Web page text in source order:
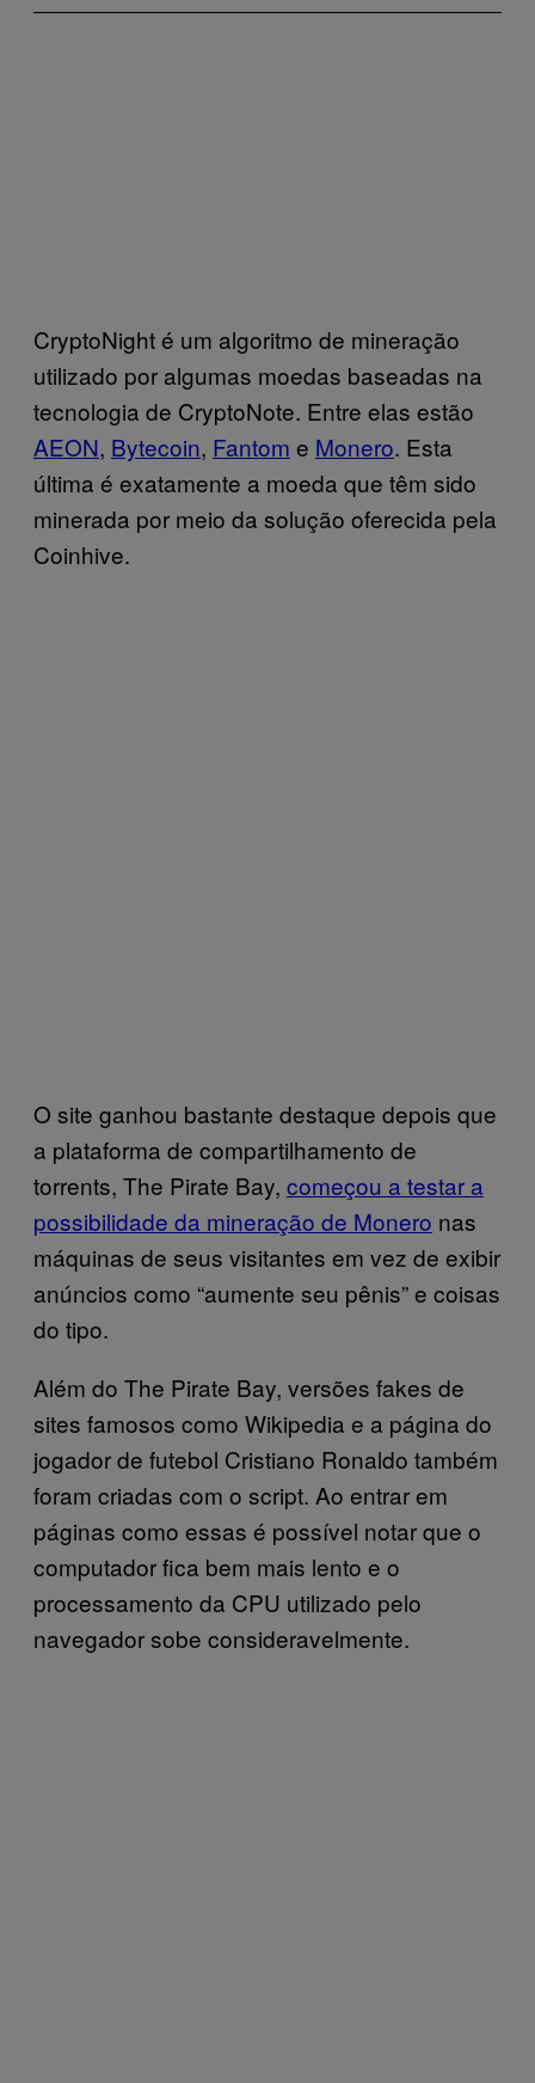
CryptoNight é um algoritmo de mineração
utilizado por algumas moedas baseadas na
tecnologia de CryptoNote. Entre elas estão
AEON, Bytecoin, Fantom e Monero. Esta
última é exatamente a moeda que têm sido
minerada por meio da solução oferecida pela
Coinhive.
O site ganhou bastante destaque depois que
a plataforma de compartilhamento de
torrents, The Pirate Bay, começou a testar a
possibilidade da mineração de Monero nas
máquinas de seus visitantes em vez de exibir
anúncios como “aumente seu pênis” e coisas
do tipo.
Além do The Pirate Bay, versões fakes de
sites famosos como Wikipedia e a página do
jogador de futebol Cristiano Ronaldo também
foram criadas com o script. Ao entrar em
páginas como essas é possível notar que o
computador fica bem mais lento e o
processamento da CPU utilizado pelo
navegador sobe consideravelmente.